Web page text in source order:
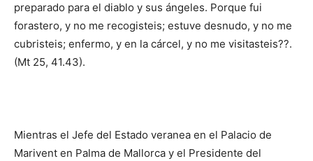
preparado para el diablo y sus ángeles. Porque fui
forastero, y no me recogisteis; estuve desnudo, y no me
cubristeis; enfermo, y en la cárcel, y no me visitasteis??.
(Mt 25, 41.43).
Mientras el Jefe del Estado veranea en el Palacio de
Marivent en Palma de Mallorca y el Presidente del